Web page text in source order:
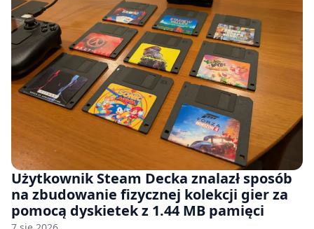
Użytkownik Steam Decka znalazł sposób
na zbudowanie fizycznej kolekcji gier za
pomocą dyskietek z 1.44 MB pamięci